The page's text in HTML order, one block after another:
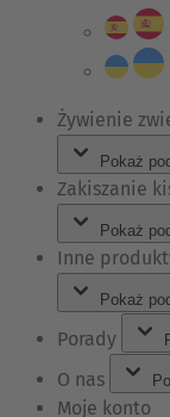
Żywienie
Pokaż
Zakiszanie
Pokaż
Inne
Pokaż
Porady
O nas
Moje konto